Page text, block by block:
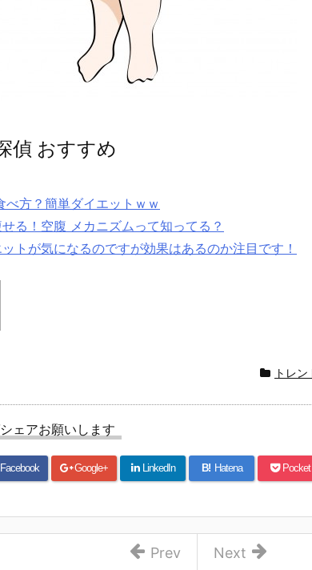
偵 おすすめ
べ方？簡単ダイエットｗｗ
る！空腹 メカニズムって知ってる？
トが気になるのですが効果はあるのか注目です！
トレン
ェアお願いします
Facebook Google+ LinkedIn B! Hatena Pocket
Next
Prev